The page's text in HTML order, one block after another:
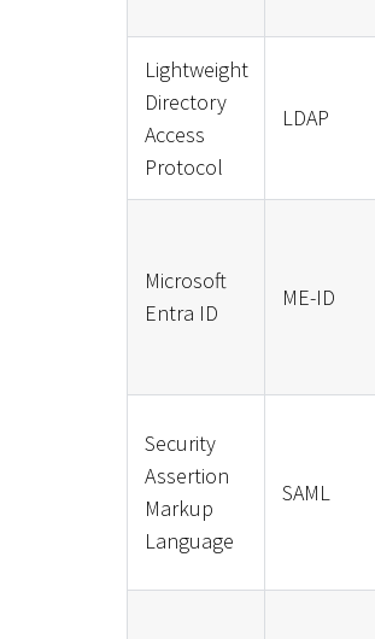
Lightweight
Directory
Access
Protocol
LDAP
Microsoft
Entra ID
ME-ID
Security
Assertion
Markup
Language
SAML